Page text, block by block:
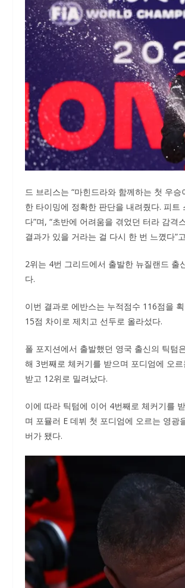
드 브리스는 “마힌드라와 함께하는 첫 우
한 타이밍에 정확한 판단을 내려줬다. 피
다”며, “초반에 어려움을 겪었던 터라 감
결과가 있을 거라는 걸 다시 한 번 느꼈다”
2위는 4번 그리드에서 출발한 뉴질랜드
다.
이번 결과로 에반스는 누적점수 116점을
15점 차이로 제치고 선두로 올라섰다.
폴 포지션에서 출발했던 영국 출신의 틱텀
해 3번째로 체커기를 받으며 포디엄에 오
받고 12위로 밀려났다.
이에 따라 틱텀에 이어 4번째로 체커기를
며 포뮬러 E 데뷔 첫 포디엄에 오르는 영
버가 됐다.